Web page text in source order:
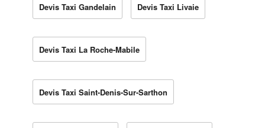
Devis Taxi Gandelain Devis Taxi Livaie
Devis Taxi La Roche-Mabile
Devis Taxi Saint-Denis-Sur-Sarthon